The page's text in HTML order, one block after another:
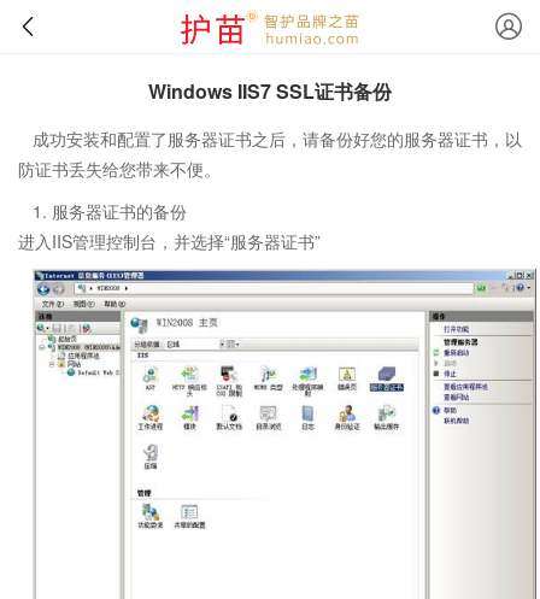
Windows IIS7 SSL证书备份
成功安装和配置了服务器证书之后，请备份好您的服务器证书，以
防证书丢失给您带来不便。
1. 服务器证书的备份
进入IIS管理控制台，并选择“服务器证书”